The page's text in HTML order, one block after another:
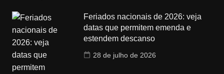
Feriados nacionais de 2026: veja
datas que permitem emenda e
estendem descanso
28 de julho de 2026